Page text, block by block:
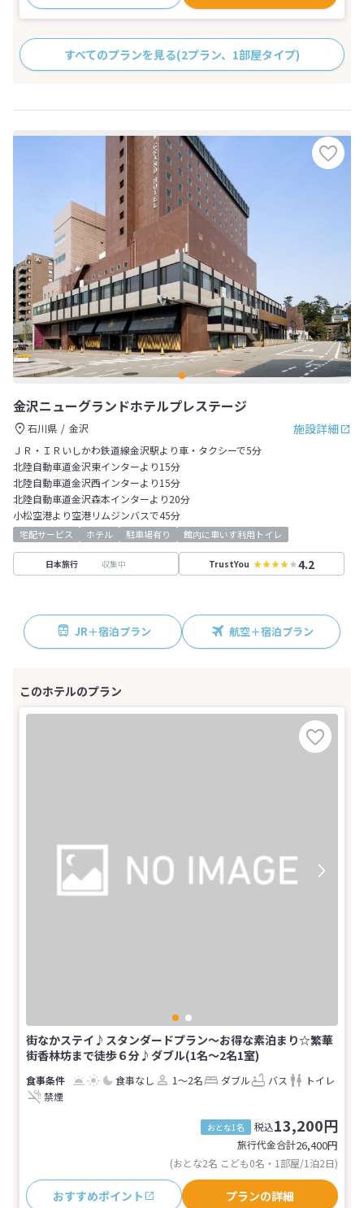
すべてのプランを見る(2プラン、1部屋タイプ)
金沢ニューグランドホテルプレステージ
施設詳細
石川県
金沢
ＪＲ・ＩＲいしかわ鉄道線金沢駅より車・タクシーで5分
北陸自動車道金沢東インターより15分
北陸自動車道金沢西インターより15分
北陸自動車道金沢森本インターより20分
小松空港より空港リムジンバスで45分
宅配サービス ホテル 駐車場有り 館内に車いす利用トイレ
日本旅行 収集中 TrustYou 4.2
JR＋宿泊プラン 航空＋宿泊プラン
街なかステイ♪スタンダードプラン～お得な素泊まり☆繁華
街香林坊まで徒歩６分♪ダブル(1名～2名1室)
食事なし 1～2名 ダブル バス
トイレ
禁煙
おとな1名 税込13,200円
旅行代金合計26,400円
(おとな2名 こども0名・1部屋/1泊2日)
おすすめポイント プランの詳細